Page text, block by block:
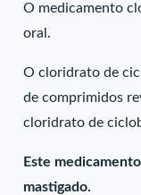
O medicamento
oral.
O cloridrato de
de comprimidos
cloridrato de
Este
mastigado.